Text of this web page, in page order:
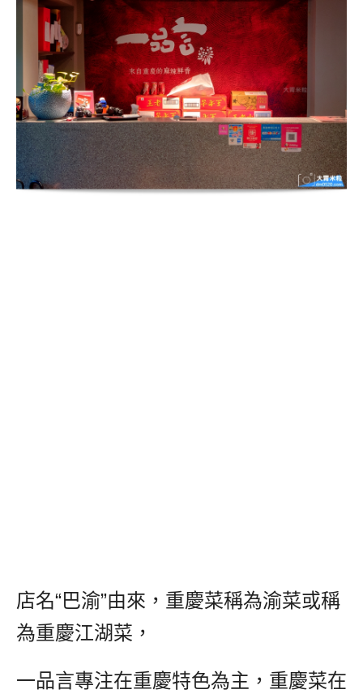
店名“巴渝”由來，重慶菜稱為渝菜或稱
為重慶江湖菜，
一品言專注在重慶特色為主，重慶菜在